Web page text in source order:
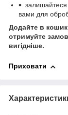
вами для
Додайте в кошик
отримуйте
вигідніше.
Приховати